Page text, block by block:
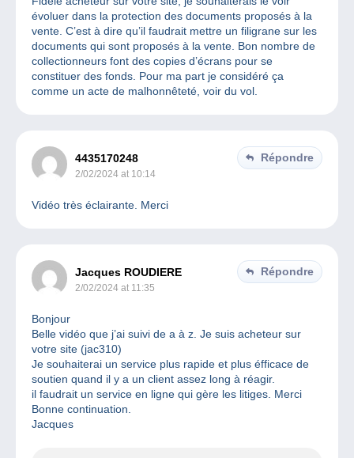
évoluer dans la protection des documents proposés à la
vente. C’est à dire qu’il faudrait mettre un filigrane sur les
documents qui sont proposés à la vente. Bon nombre de
collectionneurs font des copies d’écrans pour se
constituer des fonds. Pour ma part je considéré ça
comme un acte de malhonnêteté, voir du vol.
4435170248
2/02/2024 at 10:14
Répondre
Vidéo très éclairante. Merci
Jacques ROUDIERE
2/02/2024 at 11:35
Répondre
Bonjour
Belle vidéo que j’ai suivi de a à z. Je suis acheteur sur
votre site (jac310)
Je souhaiterai un service plus rapide et plus éfficace de
soutien quand il y a un client assez long à réagir.
il faudrait un service en ligne qui gère les litiges. Merci
Bonne continuation.
Jacques